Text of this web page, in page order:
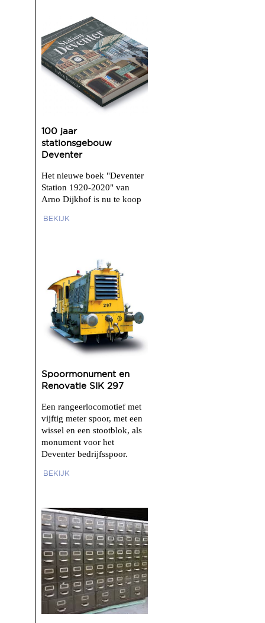
100 jaar
stationsgebouw
Deventer
Het nieuwe boek "Deventer
Station 1920-2020" van
Arno Dijkhof is nu te koop
BEKIJK
Spoormonument en
Renovatie SIK 297
Een rangeerlocomotief met
vijftig meter spoor, met een
wissel en een stootblok, als
monument voor het
Deventer bedrijfsspoor.
BEKIJK